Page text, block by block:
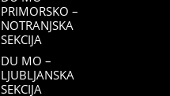
PRIMORSKO –
NOTRANJSKA
SEKCIJA
DU MO –
LJUBLJANSKA
SEKCIJA